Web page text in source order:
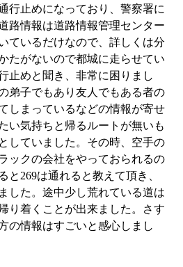
行止めになっており、警察署に
路情報は道路情報管理センター
ているだけなので、詳しくは分
たがないので都城に走らせてい
止めと聞き、非常に困りまし
弟子でもあり友人でもある者の
しまっているなどの情報が寄せ
い気持ちと帰るルートが無いも
していました。その時、空手の
ックの会社をやっておられるの
と269は通れると教えて頂き、
した。途中少し荒れている道は
り着くことが出来ました。さす
の情報はすごいと感心しまし